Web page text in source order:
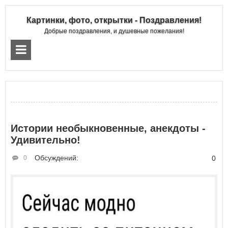
Картинки, фото, открытки - Поздравления!
Добрые поздравления, и душевные пожелания!
Истории необыкновенные, анекдоты -
Удивительно!
Обсуждений:
0 0